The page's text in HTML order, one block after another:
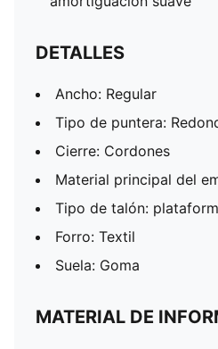
DETALLES
Ancho: Regular
Tipo de puntera:
Cierre: Cordones
Material principal del
Tipo de talón:
Forro: Textil
Suela: Goma
MATERIAL DE